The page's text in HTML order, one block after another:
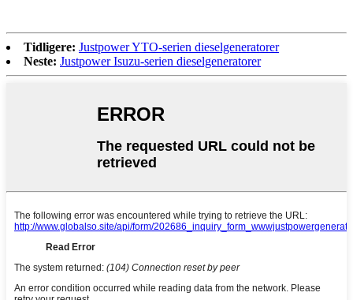
Tidligere: Justpower YTO-serien dieselgeneratorer
Neste: Justpower Isuzu-serien dieselgeneratorer